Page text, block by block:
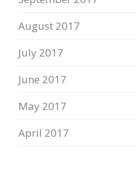
August 2017
July 2017
June 2017
May 2017
April 2017